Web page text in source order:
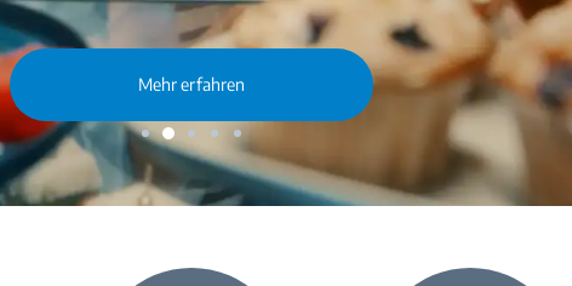
Mehr erfahren